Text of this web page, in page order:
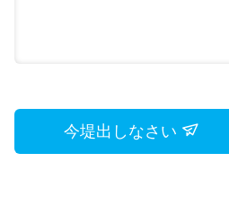
今堤出しなさい